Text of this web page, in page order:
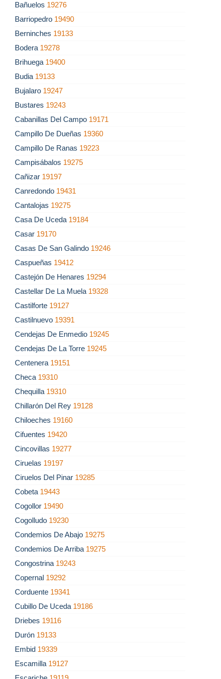
Bañuelos 19276
Barriopedro 19490
Berninches 19133
Bodera 19278
Brihuega 19400
Budia 19133
Bujalaro 19247
Bustares 19243
Cabanillas Del Campo 19171
Campillo De Dueñas 19360
Campillo De Ranas 19223
Campisábalos 19275
Cañizar 19197
Canredondo 19431
Cantalojas 19275
Casa De Uceda 19184
Casar 19170
Casas De San Galindo 19246
Caspueñas 19412
Castejón De Henares 19294
Castellar De La Muela 19328
Castilforte 19127
Castilnuevo 19391
Cendejas De Enmedio 19245
Cendejas De La Torre 19245
Centenera 19151
Checa 19310
Chequilla 19310
Chillarón Del Rey 19128
Chiloeches 19160
Cifuentes 19420
Cincovillas 19277
Ciruelas 19197
Ciruelos Del Pinar 19285
Cobeta 19443
Cogollor 19490
Cogolludo 19230
Condemios De Abajo 19275
Condemios De Arriba 19275
Congostrina 19243
Copernal 19292
Corduente 19341
Cubillo De Uceda 19186
Driebes 19116
Durón 19133
Embid 19339
Escamilla 19127